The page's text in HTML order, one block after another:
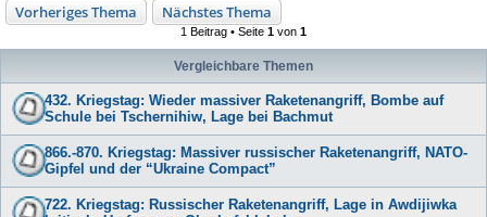
Vorheriges Thema Nächstes Thema
1 Beitrag • Seite 1 von 1
Vergleichbare Themen
432. Kriegstag: Wieder massiver Raketenangriff, Bombe auf
Schule bei Tschernihiw, Lage bei Bachmut
866.-870. Kriegstag: Massiver russischer Raketenangriff, NATO-
Gipfel und der “Ukraine Compact”
722. Kriegstag: Russischer Raketenangriff, Lage in Awdijiwka